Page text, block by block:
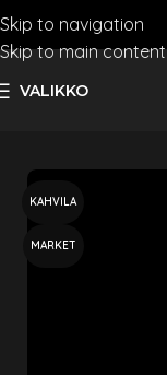
Skip to navigation
Skip to main content
VALIKKO
KAHVILA
MARKET